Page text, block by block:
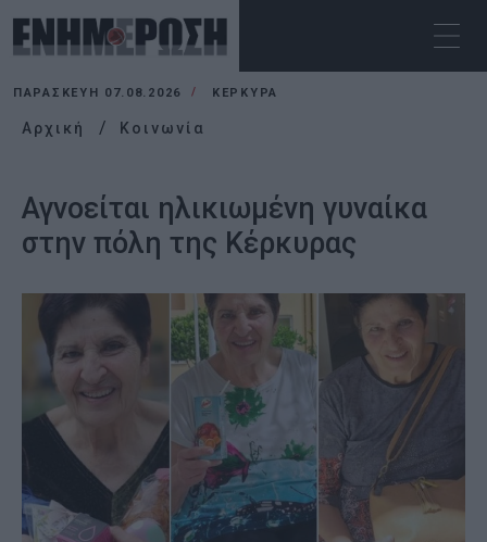
ΠΑΡΑΣΚΕΥΉ 07.08.2026 ΚΕΡΚΥΡΑ
Αρχική Κοινωνία
Αγνοείται ηλικιωμένη γυναίκα
στην πόλη της Κέρκυρας